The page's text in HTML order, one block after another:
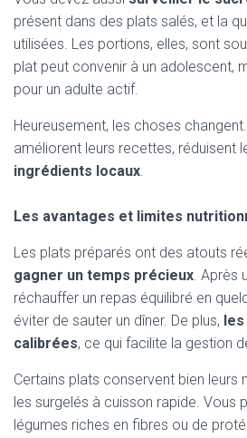
présent dans des plats salés, et la
utilisées. Les portions, elles, sont
plat peut convenir à un adolescent,
pour un adulte actif.
Heureusement, les choses
améliorent leurs recettes, réduisent
ingrédients locaux.
Les avantages et limites
Les plats préparés ont des atouts
gagner un temps précieux. Après
réchauffer un repas équilibré en
éviter de sauter un dîner. De plus,
calibrées, ce qui facilite la gestion
Certains plats conservent bien leurs
les surgelés à cuisson rapide. Vous
légumes riches en fibres ou de